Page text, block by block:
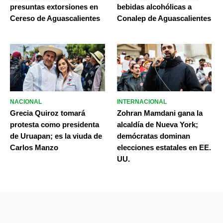
presuntas extorsiones en
Cereso de Aguascalientes
bebidas alcohólicas a
Conalep de Aguascalientes
NACIONAL
Grecia Quiroz tomará
protesta como presidenta
de Uruapan; es la viuda de
Carlos Manzo
INTERNACIONAL
Zohran Mamdani gana la
alcaldía de Nueva York;
demócratas dominan
elecciones estatales en EE.
UU.